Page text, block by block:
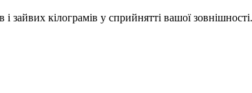
і зайвих кілограмів у сприйнятті вашої